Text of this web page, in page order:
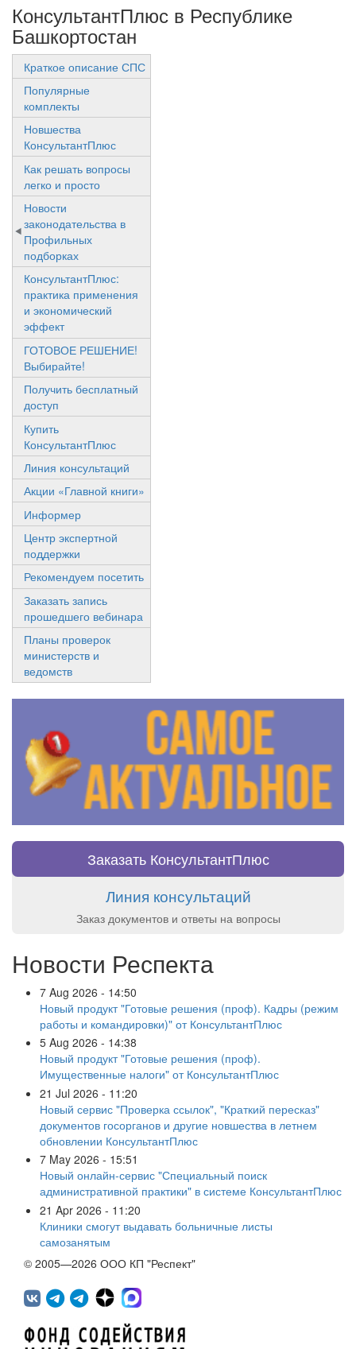
КонсультантПлюс в Республике
Башкортостан
Краткое описание СПС
Популярные
комплекты
Новшества
КонсультантПлюс
Как решать вопросы
легко и просто
Новости
законодательства в
Профильных
подборках
КонсультантПлюс:
практика применения
и экономический
эффект
ГОТОВОЕ РЕШЕНИЕ!
Выбирайте!
Получить бесплатный
доступ
Купить
КонсультантПлюс
Линия консультаций
Акции «Главной книги»
Информер
Центр экспертной
поддержки
Рекомендуем посетить
Заказать запись
прошедшего вебинара
Планы проверок
министерств и
ведомств
Заказать КонсультантПлюс
Линия консультаций
Заказ документов и ответы на вопросы
Новости Респекта
7 Aug 2026 - 14:50
Новый продукт "Готовые решения (проф). Кадры (режим
работы и командировки)" от КонсультантПлюс
5 Aug 2026 - 14:38
Новый продукт "Готовые решения (проф).
Имущественные налоги" от КонсультантПлюс
21 Jul 2026 - 11:20
Новый сервис "Проверка ссылок", "Краткий пересказ"
документов госорганов и другие новшества в летнем
обновлении КонсультантПлюс
7 May 2026 - 15:51
Новый онлайн-сервис "Специальный поиск
административной практики" в системе КонсультантПлюс
21 Apr 2026 - 11:20
Клиники смогут выдавать больничные листы
самозанятым
© 2005—2026 ООО КП "Респект"